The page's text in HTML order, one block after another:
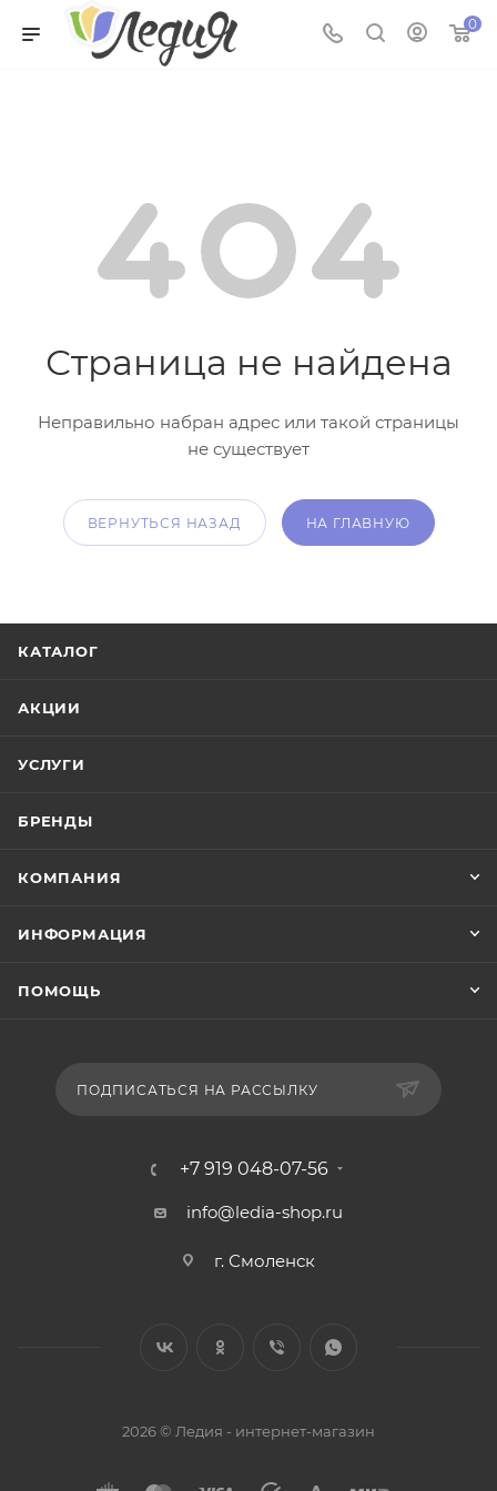
0
Страница не найдена
Неправильно набран адрес или такой страницы
не существует
ВЕРНУТЬСЯ НАЗАД НА ГЛАВНУЮ
КАТАЛОГ
АКЦИИ
УСЛУГИ
БРЕНДЫ
КОМПАНИЯ
ИНФОРМАЦИЯ
ПОМОЩЬ
ПОДПИСАТЬСЯ НА РАССЫЛКУ
+7 919 048-07-56
info@ledia-shop.ru
г. Смоленск
2026 © Ледия - интернет-магазин